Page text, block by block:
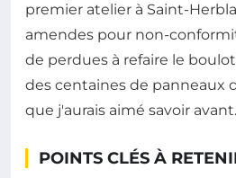
premier atelier à Saint-
amendes pour non-
de perdues à refaire le
des centaines de panneaux
que j'aurais aimé savoir avant.
POINTS CLÉS À